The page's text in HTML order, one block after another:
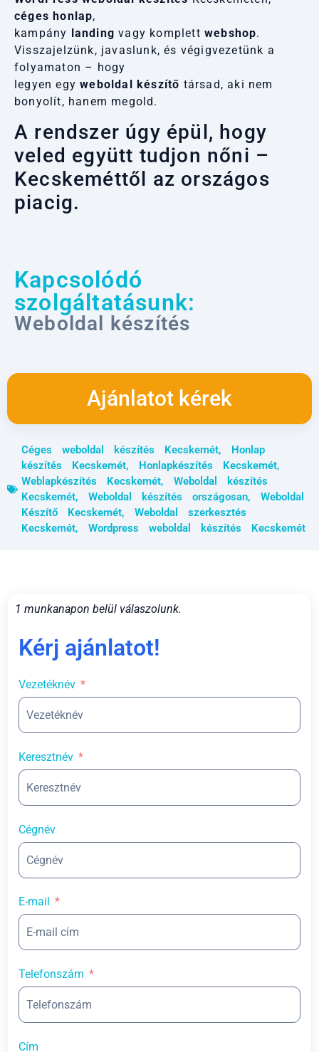
céges honlap,
kampány landing vagy komplettwebshop.
Visszajelzünk, javaslunk, és végigvezetünk a
folyamaton – hogy
legyen egyweboldal készítő társad, aki nem
bonyolít, hanem megold.
A rendszer úgy épül, hogy
veled együtt tudjon nőni –
Kecskeméttől az országos
piacig.
Kapcsolódó
szolgáltatásunk:
Weboldal készítés
Ajánlatot kérek
Céges weboldal készítés Kecskemét,
Honlap
készítés Kecskemét, Honlapkészítés Kecskemét,
Weblapkészítés Kecskemét, Weboldal készítés
Kecskemét, Weboldal készítés országosan, Weboldal
Készítő Kecskemét, Weboldal szerkesztés
Kecskemét, Wordpress weboldal készítés Kecskemét
1 munkanapon belül válaszolunk.
Kérj ajánlatot!
Vezetéknév
Keresztnév
Cégnév
E-mail
Telefonszám
Cím